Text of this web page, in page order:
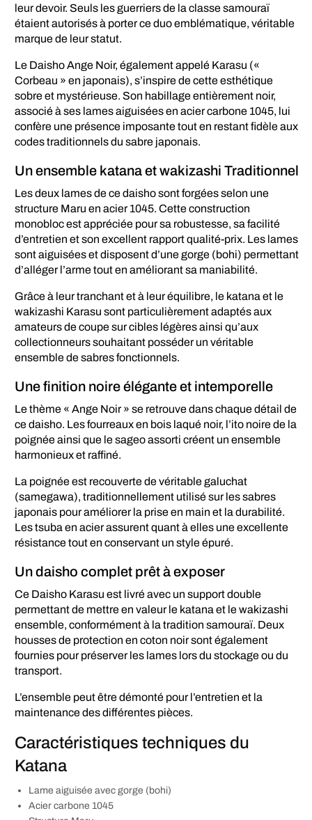
leur devoir. Seuls les guerriers de la classe samouraï
étaient autorisés à porter ce duo emblématique, véritable
marque de leur statut.
Le Daisho Ange Noir, également appelé Karasu («
Corbeau » en japonais), s’inspire de cette esthétique
sobre et mystérieuse. Son habillage entièrement noir,
associé à ses lames aiguisées en acier carbone 1045, lui
confère une présence imposante tout en restant fidèle aux
codes traditionnels du sabre japonais.
Un ensemble katana et wakizashi Traditionnel
Les deux lames de ce daisho sont forgées selon une
structure Maru en acier 1045. Cette construction
monobloc est appréciée pour sa robustesse, sa facilité
d’entretien et son excellent rapport qualité-prix. Les lames
sont aiguisées et disposent d’une gorge (bohi) permettant
d’alléger l’arme tout en améliorant sa maniabilité.
Grâce à leur tranchant et à leur équilibre, le katana et le
wakizashi Karasu sont particulièrement adaptés aux
amateurs de coupe sur cibles légères ainsi qu’aux
collectionneurs souhaitant posséder un véritable
ensemble de sabres fonctionnels.
Une finition noire élégante et intemporelle
Le thème « Ange Noir » se retrouve dans chaque détail de
ce daisho. Les fourreaux en bois laqué noir, l’ito noire de la
poignée ainsi que le sageo assorti créent un ensemble
harmonieux et raffiné.
La poignée est recouverte de véritable galuchat
(samegawa), traditionnellement utilisé sur les sabres
japonais pour améliorer la prise en main et la durabilité.
Les tsuba en acier assurent quant à elles une excellente
résistance tout en conservant un style épuré.
Un daisho complet prêt à exposer
Ce Daisho Karasu est livré avec un support double
permettant de mettre en valeur le katana et le wakizashi
ensemble, conformément à la tradition samouraï. Deux
housses de protection en coton noir sont également
fournies pour préserver les lames lors du stockage ou du
transport.
L’ensemble peut être démonté pour l’entretien et la
maintenance des différentes pièces.
Caractéristiques techniques du
Katana
Lame aiguisée avec gorge (bohi)
Acier carbone 1045